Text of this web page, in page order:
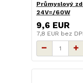
Průmyslový
24V=/60W
9,6 EUR
7,8 EUR bez